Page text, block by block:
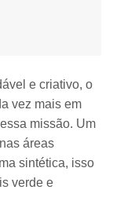
e criativo, o
vez mais em
missão. Um
áreas
sintética, isso
verde e